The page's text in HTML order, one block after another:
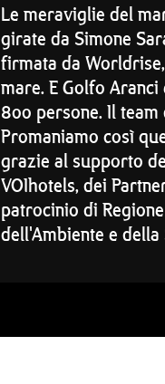
Le meraviglie del
girate da Simone
firmata da
mare. E Golfo
8oo persone. Il
Promaniamo così
grazie al supporto
VOIhotels, dei
patrocinio di
dell'Ambiente e